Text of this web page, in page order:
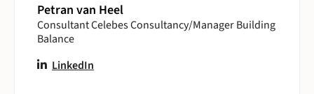
Petran van Heel
Consultant Celebes Consultancy/Manager Building
Balance
LinkedIn